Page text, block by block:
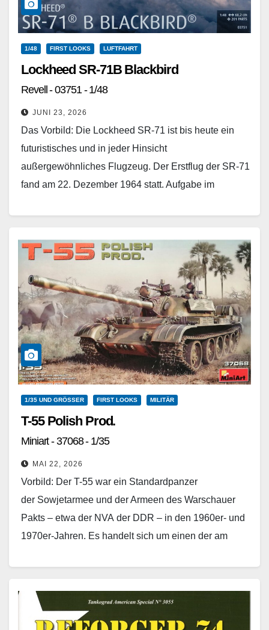
1/48 FIRST LOOKS LUFTFAHRT
Lockheed SR-71B Blackbird
Revell - 03751 - 1/48
JUNI 23, 2026
Das Vorbild: Die Lockheed SR-71 ist bis heute ein
futuristisches und in jeder Hinsicht
außergewöhnliches Flugzeug. Der Erstflug der SR-71
fand am 22. Dezember 1964 statt. Aufgabe im
1/35 UND GRÖSSER FIRST LOOKS MILITÄR
T-55 Polish Prod.
Miniart - 37068 - 1/35
MAI 22, 2026
Vorbild: Der T-55 war ein Standardpanzer
der Sowjetarmee und der Armeen des Warschauer
Pakts – etwa der NVA der DDR – in den 1960er- und
1970er-Jahren. Es handelt sich um einen der am
Weiterlesen